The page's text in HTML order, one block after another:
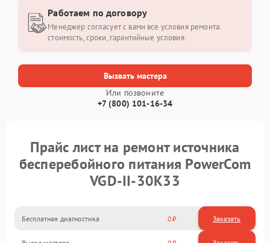
Вызвать мастера
Или позвоните
+7 (800) 101-16-34
Работаем по договору
Менеджер согласует с вами все условия ремонта:
стоимость, сроки, гарантийные условия.
Прайс лист на ремонт источника
бесперебойного питания PowerCom
VGD-II-30K33
Бесплатная диагностика 0 Заказать